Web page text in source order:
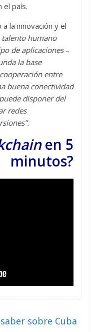
el país.
la innovación y el
talento humano
de aplicaciones–
la base
entre
buena conectividad
disponer del
redes
en 5
minutos?
sobre Cuba